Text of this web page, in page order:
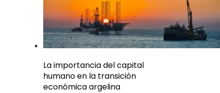
La importancia del capital
humano en la transición
económica argelina